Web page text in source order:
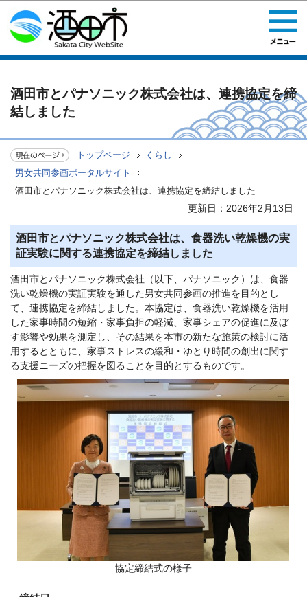
このページの本文へ移動
酒田市とパナソニック株式会社は、連携協定を締
結しました
トップページ
くらし
男女共同参画ポータルサイト
酒田市とパナソニック株式会社は、連携協定を締結しました
更新日：2026年2月13日
酒田市とパナソニック株式会社は、食器洗い乾燥機の実
証実験に関する連携協定を締結しました
酒田市とパナソニック株式会社（以下、パナソニック）は、食器
洗い乾燥機の実証実験を通した男女共同参画の推進を目的とし
て、連携協定を締結しました。本協定は、食器洗い乾燥機を活用
した家事時間の短縮・家事負担の軽減、家事シェアの促進に及ぼ
す影響や効果を測定し、その結果を本市の新たな施策の検討に活
用するとともに、家事ストレスの緩和・ゆとり時間の創出に関す
る支援ニーズの把握を図ることを目的とするものです。
協定締結式の様子